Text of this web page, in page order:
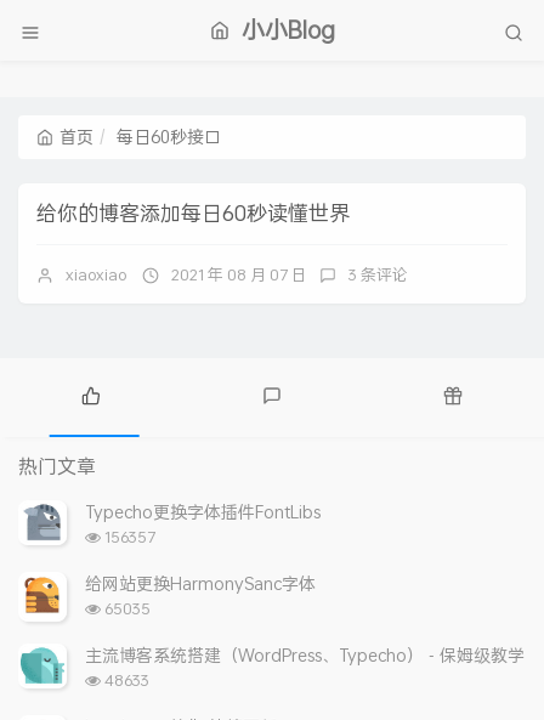
小小Blog
首页 每日60秒接口
给你的博客添加每日60秒读懂世界
xiaoxiao 2021 年 08 月 07 日 3 条评论
热
门
文
章
论
热门文章
Typecho更换字体插件FontLibs
浏
次
数:
156357
给网站更换HarmonySanc字体
浏
次
数:
65035
主流博客系统搭建（WordPress、Typecho） - 保姆级教学
浏
48633